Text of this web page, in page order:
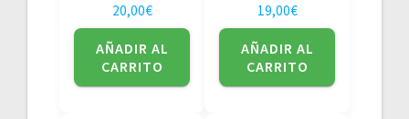
20,00€
AÑADIR AL
CARRITO
19,00€
AÑADIR AL
CARRITO